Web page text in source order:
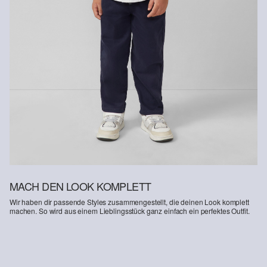
Kunden haben nach Erhalt der Ware 30 Tage Zeit, um ihre Artikel
Weitere Informationen sind unserer „ Hilfe & FAQ
Deine Retoure kannst du online anmelden.
MACH DEN LOOK KOMPLETT
Wir haben dir passende Styles zusammengestellt, die deinen Look komplett
machen. So wird aus einem Lieblingsstück ganz einfach ein perfektes Outfit.